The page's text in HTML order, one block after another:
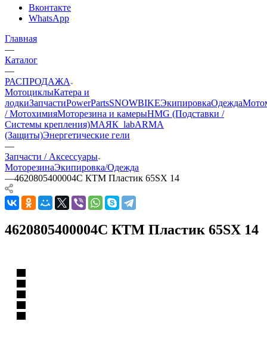
Вконтакте
WhatsApp
Главная
—
Каталог
—
РАСПРОДАЖА
МотоциклыКатера и
лодкиЗапчастиPowerPartsSNOWBIKEЭкипировкаОдежда
/ МотохимияМоторезина и камерыHMG (Подставки /
Системы крепления)МАЯК_labARMA
(Защиты)Энергетические гели
—
Запчасти / Аксессуары
МоторезинаЭкипировка/Одежда
—4620805400004C КТМ Пластик 65SX 14
4620805400004C КТМ Пластик 65SX 14